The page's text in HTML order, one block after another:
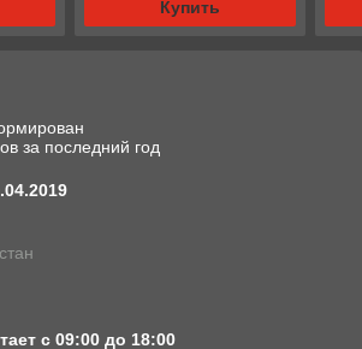
Купить
за последний год
с 09:00 до 18:00